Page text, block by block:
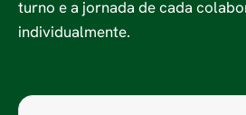
turno e a jornada de cada
individualmente.